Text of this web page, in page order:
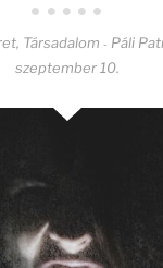
, Társadalom - Páli
szeptember 10.